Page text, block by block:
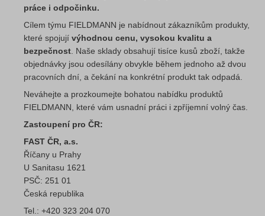
práce i odpočinku.
Cílem týmu FIELDMANN je nabídnout zákazníkům produkty,
které spojují výhodnou cenu, vysokou kvalitu a
bezpečnost . Naše sklady obsahují tisíce kusů zboží, takže
objednávky jsou odesílány obvykle během jednoho až dvou
pracovních dní, a čekání na konkrétní produkt tak odpadá.
Neváhejte a prozkoumejte bohatou nabídku produktů
FIELDMANN, které vám usnadní práci i zpříjemní volný čas.
Zastoupení pro ČR:
FAST ČR, a.s.
Říčany u Prahy
U Sanitasu 1621
PSČ: 251 01
Česká republika
Tel.: +420 323 204 070